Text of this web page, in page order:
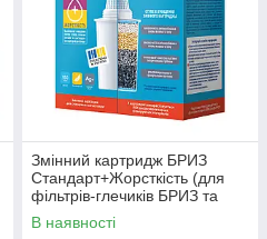
Змінний картридж БРИЗ
Стандарт+Жорсткість (для
фільтрів-глечикiв БРИЗ та
БАР'ЄР)
В наявності